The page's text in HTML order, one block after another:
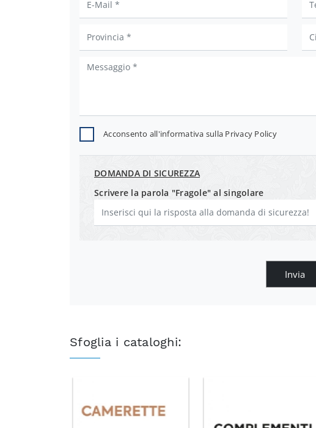
Acconsento all'informativa sulla Privacy Policy
DOMANDA DI SICUREZZA
Scrivere la parola "Fragole" al singolare
Invia
Sfoglia i cataloghi: